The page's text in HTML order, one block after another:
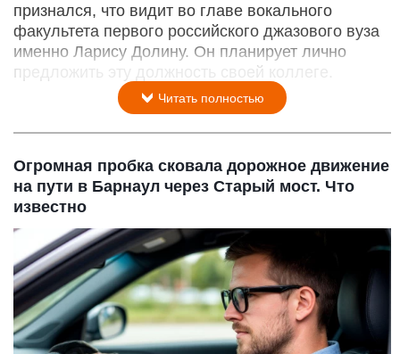
признался, что видит во главе вокального
факультета первого российского джазового вуза
именно Ларису Долину. Он планирует лично
предложить эту должность своей коллеге.
Читать полностью
Огромная пробка сковала дорожное движение
на пути в Барнаул через Старый мост. Что
известно